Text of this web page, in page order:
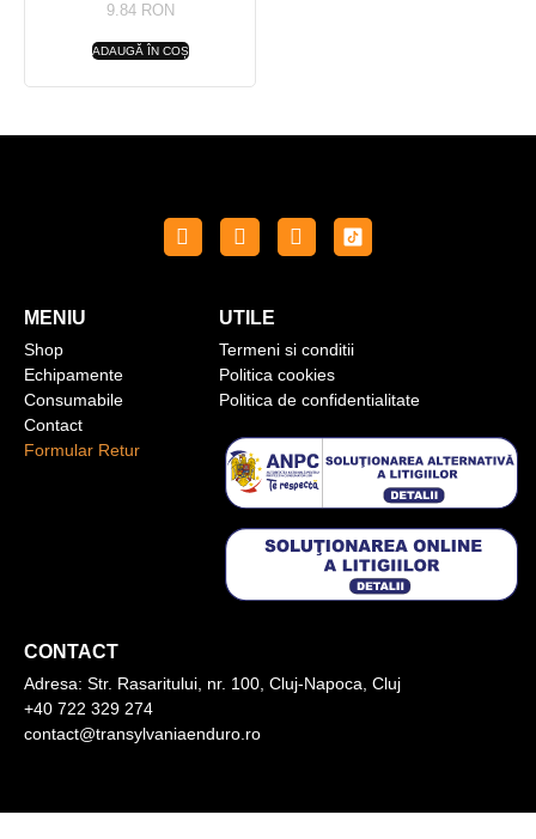
9.84 RON
ADAUGĂ ÎN COȘ
MENIU
Shop
Echipamente
Consumabile
Contact
Formular Retur
UTILE
Termeni si conditii
Politica cookies
Politica de confidentialitate
CONTACT
Adresa: Str. Rasaritului, nr. 100, Cluj-Napoca, Cluj
+40 722 329 274
contact@transylvaniaenduro.ro